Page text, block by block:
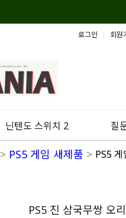
로그인 회원
닌텐도 스위치 2 질
> PS5 게임 새제품 > PS5 게
PS5 진 삼국무쌍 오